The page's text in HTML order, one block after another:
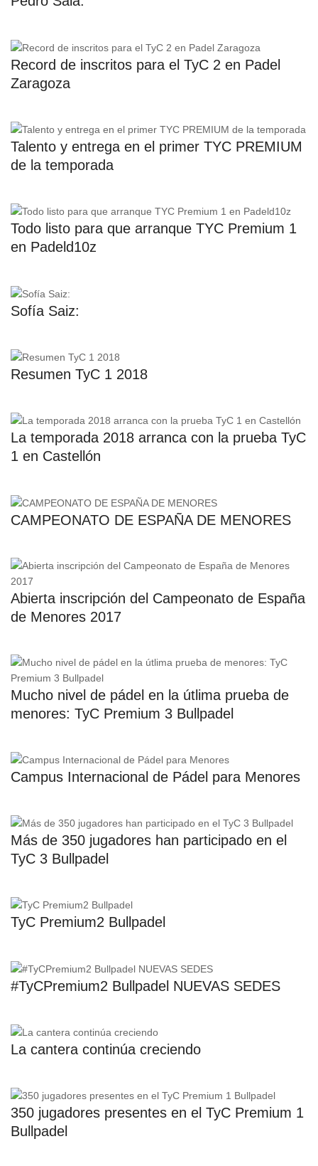
Record de inscritos para el TyC 2 en Padel
Zaragoza
Talento y entrega en el primer TYC PREMIUM
de la temporada
Todo listo para que arranque TYC Premium 1
en Padeld10z
Sofía Saiz:
Resumen TyC 1 2018
La temporada 2018 arranca con la prueba TyC
1 en Castellón
CAMPEONATO DE ESPAÑA DE MENORES
Abierta inscripción del Campeonato de España
de Menores 2017
Mucho nivel de pádel en la útlima prueba de
menores: TyC Premium 3 Bullpadel
Campus Internacional de Pádel para Menores
Más de 350 jugadores han participado en el
TyC 3 Bullpadel
TyC Premium2 Bullpadel
#TyCPremium2 Bullpadel NUEVAS SEDES
La cantera continúa creciendo
350 jugadores presentes en el TyC Premium 1
Bullpadel